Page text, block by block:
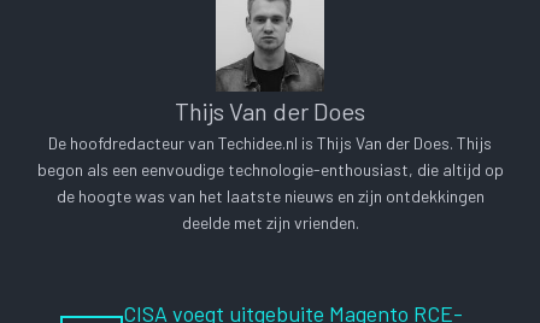
Thijs Van der Does
De hoofdredacteur van Techidee.nl is Thijs Van der Does. Thijs
begon als een eenvoudige technologie-enthousiast, die altijd op
de hoogte was van het laatste nieuws en zijn ontdekkingen
deelde met zijn vrienden.
CISA voegt uitgebuite Magento RCE-